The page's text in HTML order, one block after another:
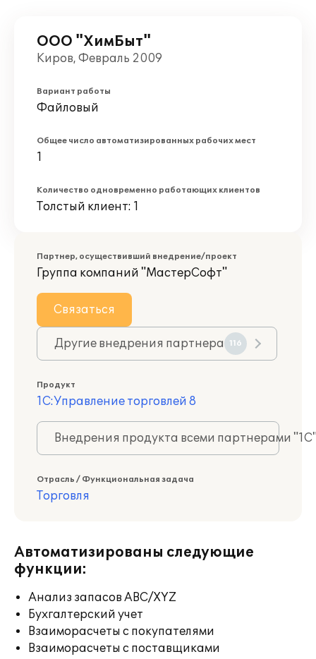
ООО "ХимБыт"
Киров, Февраль 2009
Вариант работы
Файловый
Общее число автоматизированных рабочих мест
1
Количество одновременно работающих клиентов
Толстый клиент: 1
Партнер, осуществивший внедрение/проект
Группа компаний "МастерСофт"
Связаться
Другие внедрения партнера 116
Продукт
1С:Управление торговлей 8
Внедрения продукта всеми партнерами
Отрасль / Функциональная задача
Торговля
Автоматизированы следующие
функции:
Анализ запасов ABC/XYZ
Бухгалтерский учет
Взаиморасчеты с покупателями
Взаиморасчеты с поставщиками